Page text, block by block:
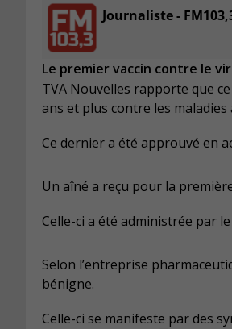
Journaliste -
Le premier vaccin contre le
TVA Nouvelles rapporte que
ans et plus contre les maladies
Ce dernier a été approuvé en
Un aîné a reçu pour la
Celle-ci a été administrée par
Selon l’entreprise
bénigne.
Celle-ci se manifeste par des